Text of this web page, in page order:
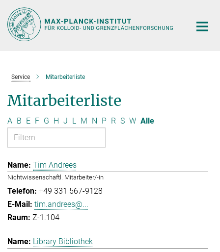
Hauptinhalt
Service Mitarbeiterliste
Mitarbeiterliste
A B E F G H J L M N P R S W Alle
Tim Andrees
Nichtwissenschaftl. Mitarbeiter/-in
+49 331 567-9128
tim.andrees@...
Z-1.104
Library Bibliothek